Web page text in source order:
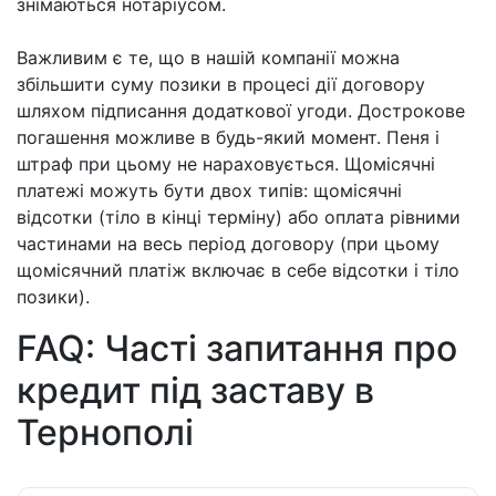
знімаються нотаріусом.
Важливим є те, що в нашій компанії можна
збільшити суму позики в процесі дії договору
шляхом підписання додаткової угоди. Дострокове
погашення можливе в будь-який момент. Пеня і
штраф при цьому не нараховується. Щомісячні
платежі можуть бути двох типів: щомісячні
відсотки (тіло в кінці терміну) або оплата рівними
частинами на весь період договору (при цьому
щомісячний платіж включає в себе відсотки і тіло
позики).
FAQ: Часті запитання про
кредит під заставу в
Тернополі